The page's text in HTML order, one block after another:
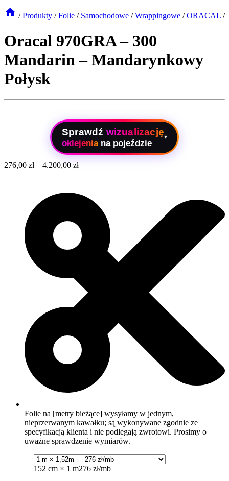
/ Produkty / Folie / Samochodowe / Wrappingowe / ORACAL /
Oracal 970GRA – 300
Mandarin – Mandarynkowy
Połysk
Sprawdź wizualizację
oklejenia na pojeździe
▾
276,00 zł– 4.200,00 zł
Folie na [metry bieżące] wysyłamy w jednym,
nieprzerwanym kawałku; są wykonywane zgodnie ze
specyfikacją klienta i nie podlegają zwrotowi. Prosimy o
uważne sprawdzenie wymiarów.
152 cm × 1 m276 zł/mb